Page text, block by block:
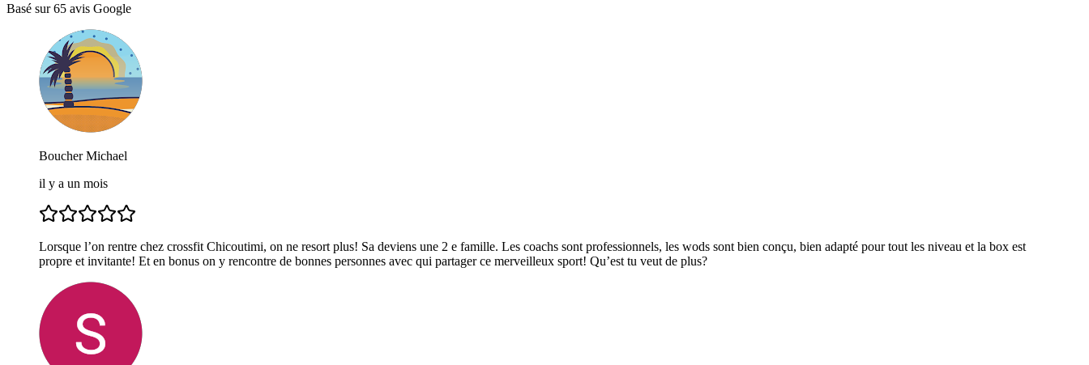
Basé sur65 avis Google
Boucher Michael
il y a un mois
Lorsque l’on rentre chez crossfit Chicoutimi, on ne resort plus! Sa deviens une 2 e famille. Les coachs sont professionnels, les wods sont bien conçu, bien adapté pour tout les niveau et la box est
propre et invitante! Et en bonus on y rencontre de bonnes personnes avec qui partager ce merveilleux sport! Qu’est tu veut de plus?